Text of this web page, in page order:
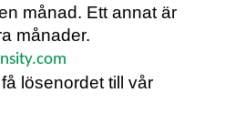
månad. Ett annat är
månader.
lösenordet till vår